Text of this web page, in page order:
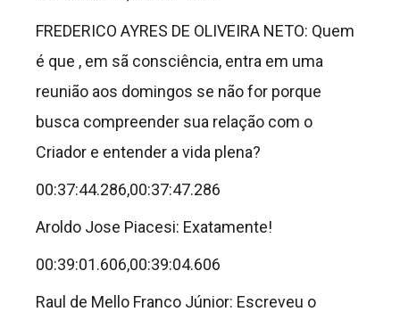
FREDERICO AYRES DE OLIVEIRA NETO: Quem
é que , em sã consciência, entra em uma
reunião aos domingos se não for porque
busca compreender sua relação com o
Criador e entender a vida plena?
00:37:44.286,00:37:47.286
Aroldo Jose Piacesi: Exatamente!
00:39:01.606,00:39:04.606
Raul de Mello Franco Júnior: Escreveu o